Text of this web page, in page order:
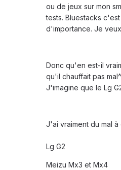
ou de jeux sur mon
tests. Bluestacks
d'importance. Je
Donc qu'en est-il
qu'il chauffait pas
J'imagine que le Lg
J'ai vraiment du mal
Lg G2
Meizu Mx3 et Mx4